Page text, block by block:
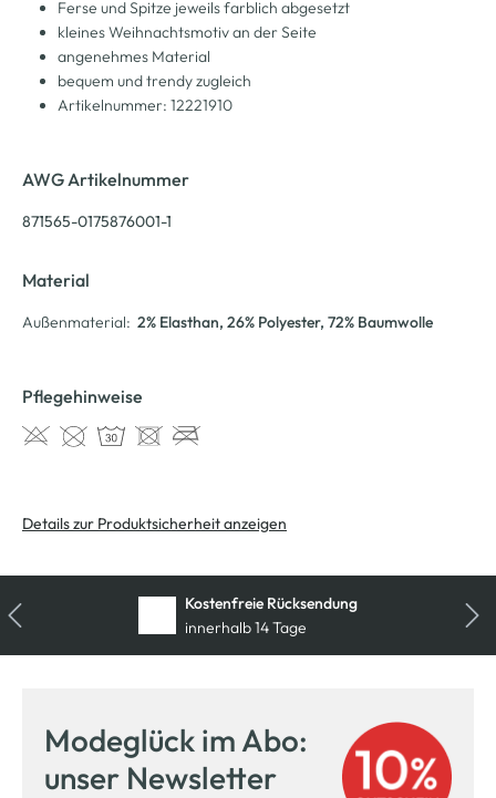
Ferse und Spitze jeweils farblich abgesetzt
kleines Weihnachtsmotiv an der Seite
angenehmes Material
bequem und trendy zugleich
Artikelnummer: 12221910
AWG Artikelnummer
871565-0175876001-1
Material
Außenmaterial: 2% Elasthan, 26% Polyester, 72% Baumwolle
Pflegehinweise
Details zur Produktsicherheit anzeigen
Kostenfreie Rücksendung
innerhalb 14 Tage
Modeglück im Abo:
unser Newsletter